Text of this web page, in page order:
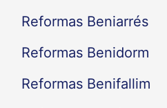
Reformas Beniarrés
Reformas Benidorm
Reformas Benifallim